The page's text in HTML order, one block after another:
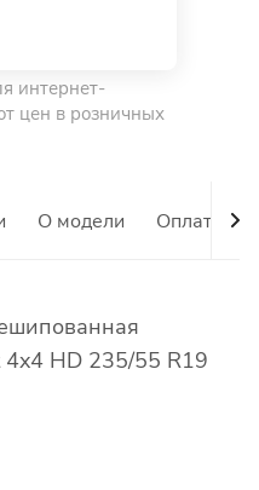
интернет-
цен в розничных
О модели Оплата
4x4 HD 235/55 R19